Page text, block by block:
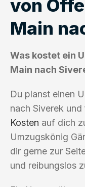
von
Main
Was kostet ein
Main nach
Du planst einen
nach Siverek
Kosten auf dich
Umzugskönig
dir gerne zur
und reibungslos